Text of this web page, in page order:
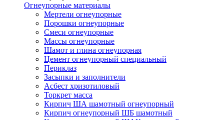
Огнеупорные материалы
Мертели огнеупорные
Порошки огнеупорные
Смеси огнеупорные
Массы огнеупорные
Шамот и глина огнеупорная
Цемент огнеупорный специальный
Периклаз
Засыпки и заполнители
Асбест хризотиловый
Торкрет масса
Кирпич ША шамотный огнеупорный
Кирпич огнеупорный ШБ шамотный